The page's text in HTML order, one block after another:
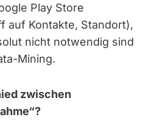
Play Store
auf Kontakte, Standort),
nicht notwendig sind
Mining.
zwischen